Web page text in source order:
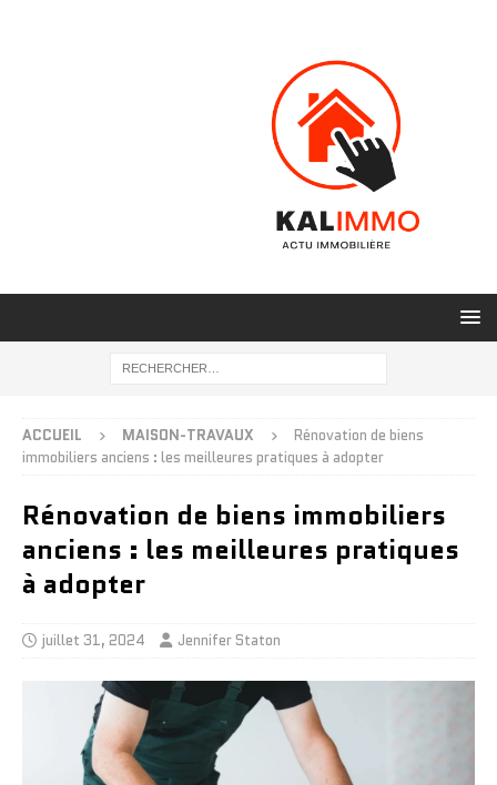
ACCUEIL MAISON-TRAVAUX
Rénovation de biens
immobiliers anciens : les meilleures pratiques à adopter
Rénovation de biens immobiliers
anciens : les meilleures pratiques
à adopter
juillet 31, 2024 Jennifer Staton